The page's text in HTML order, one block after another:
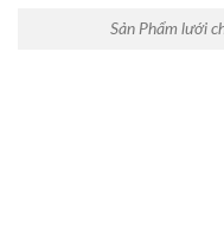
Sản Phẩm lưới